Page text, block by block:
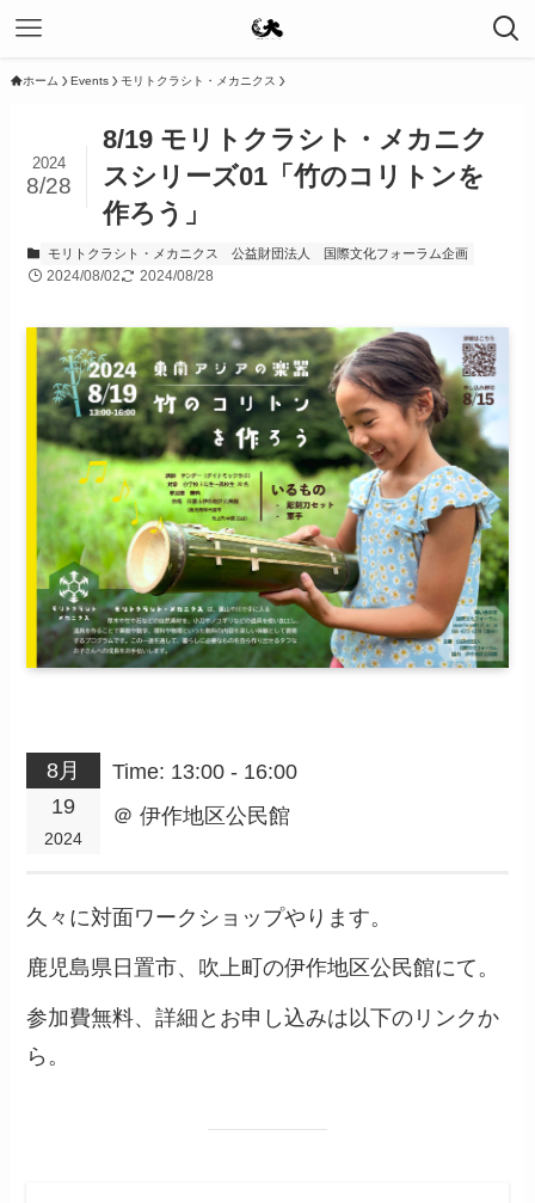
ホーム Events モリトクラシト・メカニクス
8/19 モリトクラシト・メカニク
スシリーズ01「竹のコリトンを
作ろう」
2024
8/28
モリトクラシト・メカニクス 公益財団法人 国際文化フォーラム企画
2024/08/02 2024/08/28
8月
19
2024
Time: 13:00 - 16:00
＠伊作地区公民館
久々に対面ワークショップやります。
鹿児島県日置市、吹上町の伊作地区公民館にて。
参加費無料、詳細とお申し込みは以下のリンクか
ら。